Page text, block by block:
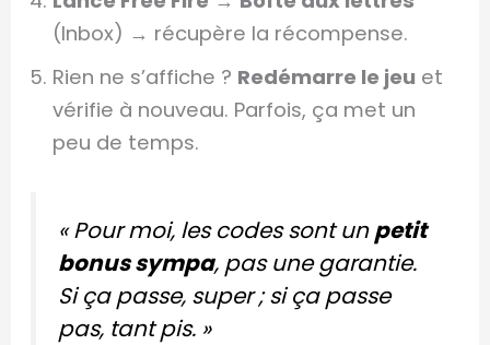
(Inbox) → récupère la récompense.
Rien ne s’affiche ? Redémarre le jeu et
vérifie à nouveau. Parfois, ça met un
peu de temps.
« Pour moi, les codes sont unpetit
bonus sympa, pas une garantie.
Si ça passe, super ; si ça passe
pas, tant pis. »